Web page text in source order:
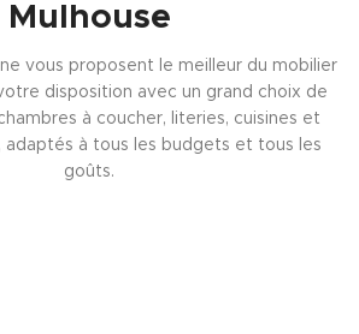
Mulhouse
vous proposent le meilleur du mobilier
disposition avec un grand choix de
à coucher, literies, cuisines et
à tous les budgets et tous les
goûts.